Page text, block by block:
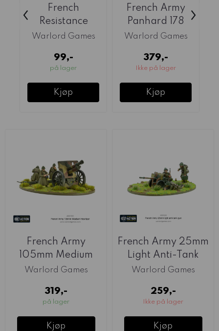
French
Resistance
Officer Team
Warlord Games
99,-
på lager
Kjøp
French Army
Panhard 178
Armoured Car
Warlord Games
379,-
Ikke på lager
Kjøp
‹ ›
French Army
105mm Medium
Howitzer (Warlord)
Warlord Games
319,-
på lager
Kjøp
French Army 25mm
Light Anti-Tank
Gun (Warlord)
Warlord Games
259,-
Ikke på lager
Kjøp